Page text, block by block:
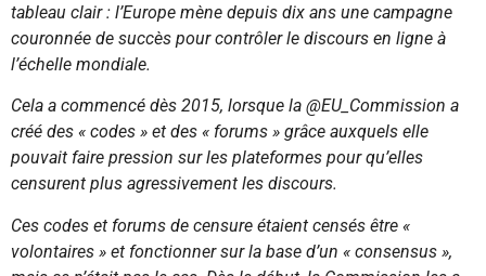
tableau clair : l’Europe mène depuis dix ans une campagne
couronnée de succès pour contrôler le discours en ligne à
l’échelle mondiale.
Cela a commencé dès 2015, lorsque la @EU_Commission a
créé des « codes » et des « forums » grâce auxquels elle
pouvait faire pression sur les plateformes pour qu’elles
censurent plus agressivement les discours.
Ces codes et forums de censure étaient censés être «
volontaires » et fonctionner sur la base d’un « consensus »,